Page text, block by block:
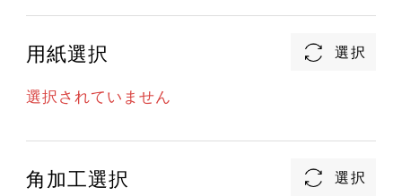
用紙選択
選択されていません
角加工選択